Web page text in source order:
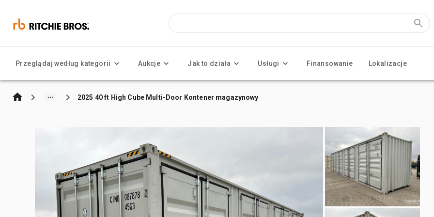
Przeglądaj według kategorii Aukcje Jak to działa Usługi Finansowanie Lokalizacje
2025 40 ft High Cube Multi-Door Kontener magazynowy